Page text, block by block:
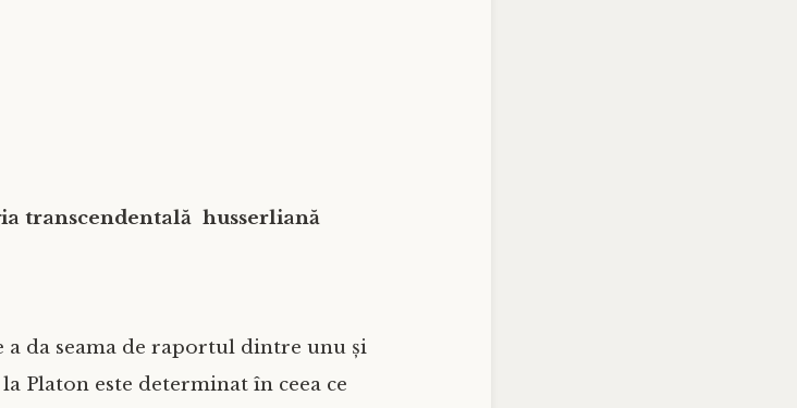
transcendentală husserliană
a da seama de raportul dintre unu și
Platon este determinat în ceea ce